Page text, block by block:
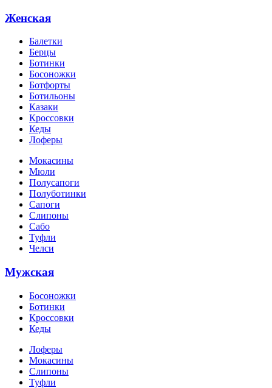
Женская
Балетки
Берцы
Ботинки
Босоножки
Ботфорты
Ботильоны
Казаки
Кроссовки
Кеды
Лоферы
Мокасины
Мюли
Полусапоги
Полуботинки
Сапоги
Слипоны
Сабо
Туфли
Челси
Мужская
Босоножки
Ботинки
Кроссовки
Кеды
Лоферы
Мокасины
Слипоны
Туфли